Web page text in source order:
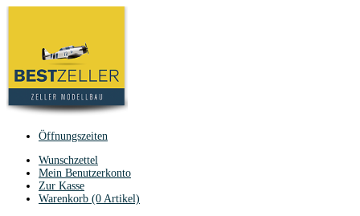
Öffnungszeiten
Wunschzettel
Mein Benutzerkonto
Zur Kasse
Warenkorb (0 Artikel)